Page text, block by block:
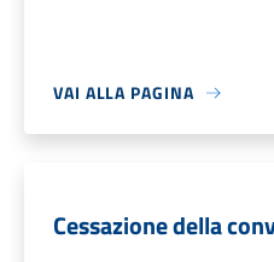
VAI ALLA PAGINA
Cessazione della